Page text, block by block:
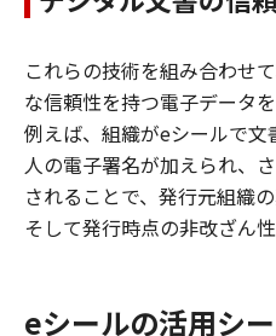
これらの技術を組み合わせ
な信頼性を持つ電子データ
例えば、組織がeシールで
人の電子署名が加えられ、
されることで、発行元組織
そして発行時点の非改ざん
eシールの活用シ